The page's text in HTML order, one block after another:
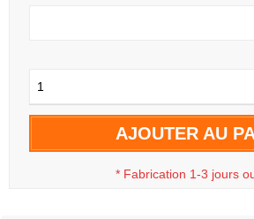
1
AJOUTER AU
* Fabrication 1-3 jours